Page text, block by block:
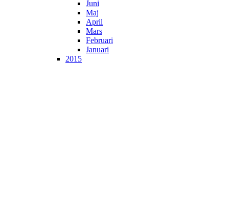
Juni
Maj
April
Mars
Februari
Januari
2015